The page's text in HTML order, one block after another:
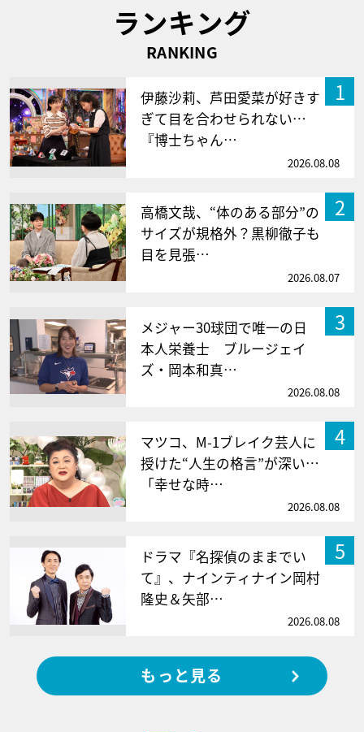
ランキング
RANKING
1
伊藤沙莉、芦田愛菜が好きす
ぎて目を合わせられない…
『博士ちゃん…
2026.08.08
2
高橋文哉、“体のある部分”の
サイズが規格外？黒柳徹子も
目を見張…
2026.08.07
3
メジャー30球団で唯一の日
本人栄養士 ブルージェイ
ズ・岡本和真…
2026.08.08
4
マツコ、M-1ブレイク芸人に
授けた“人生の格言”が深い…
「幸せな時…
2026.08.08
5
ドラマ『名探偵のままでい
て』、ナインティナイン岡村
隆史＆矢部…
2026.08.08
もっと見る